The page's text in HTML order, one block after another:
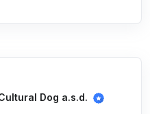
Dog a.s.d.